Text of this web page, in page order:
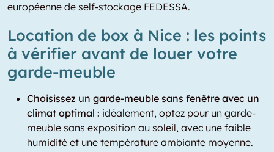
européenne de self-stockage FEDESSA.
Location de box à Nice : les points
à vérifier avant de louer votre
garde-meuble
Choisissez un garde-meuble sans fenêtre avec un
climat optimal : idéalement, optez pour un garde-
meuble sans exposition au soleil, avec une faible
humidité et une température ambiante moyenne.